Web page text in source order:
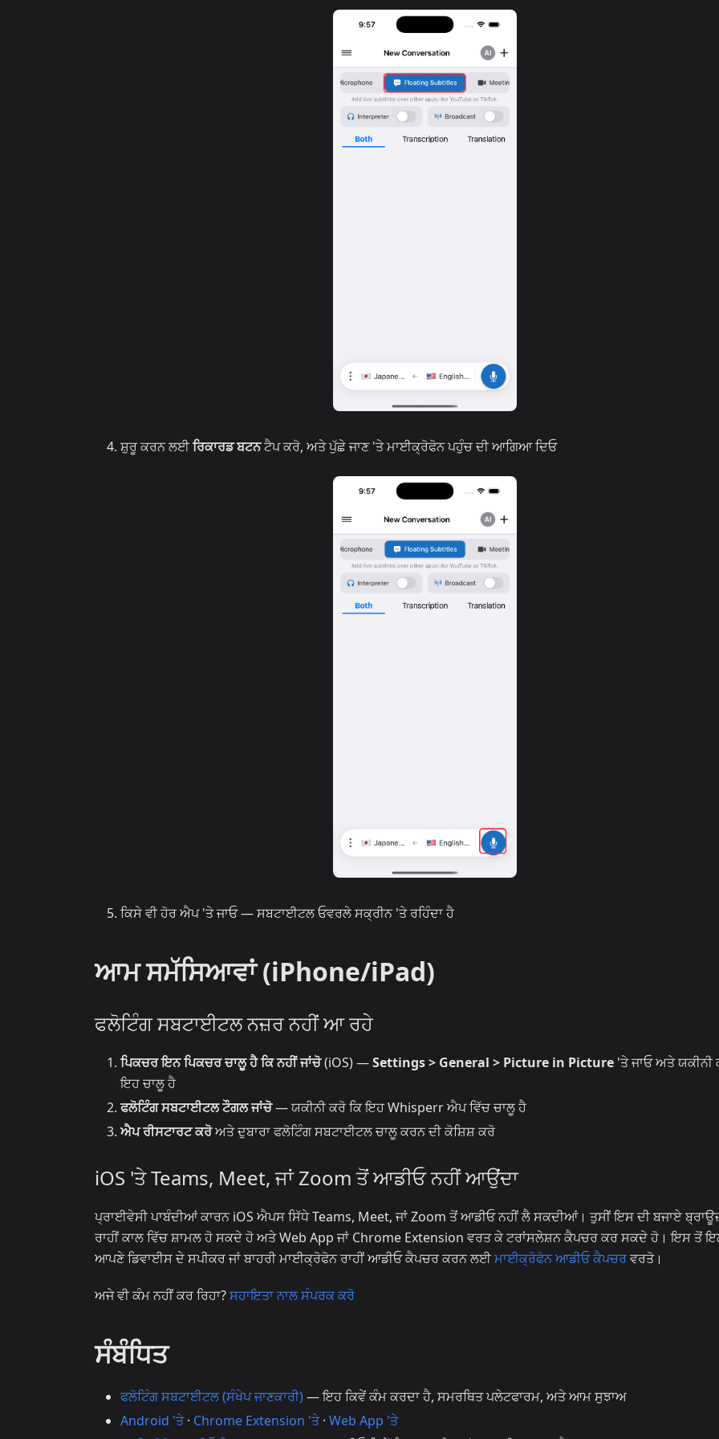
ਸ਼ੁਰੂ ਕਰਨ ਲਈਰਿਕਾਰਡ ਬਟਨਟੈਪ ਕਰੋ, ਅਤੇ ਪੁੱਛੇ ਜਾਣ 'ਤੇ ਮਾਈਕ੍ਰੋਫੋਨ ਪਹੁੰਚ ਦੀ ਆਗਿਆ ਦਿਓ
ਕਿਸੇ ਵੀ ਹੋਰ ਐਪ 'ਤੇ ਜਾਓ — ਸਬਟਾਈਟਲ ਓਵਰਲੇ ਸਕ੍ਰੀਨ 'ਤੇ ਰਹਿੰਦਾ ਹੈ
ਆਮ ਸਮੱਸਿਆਵਾਂ (iPhone/iPad)
ਫਲੋਟਿੰਗ ਸਬਟਾਈਟਲ ਨਜ਼ਰ ਨਹੀਂ ਆ ਰਹੇ
ਪਿਕਚਰ ਇਨ ਪਿਕਚਰ ਚਾਲੂ ਹੈ ਕਿ ਨਹੀਂ ਜਾਂਚੋ(iOS) —Settings > General > Picture in Picture 'ਤੇ ਜਾਓ ਅਤੇ ਯਕੀਨੀ
ਇਹ ਚਾਲੂ ਹੈ
ਫਲੋਟਿੰਗ ਸਬਟਾਈਟਲ ਟੌਗਲ ਜਾਂਚੋ— ਯਕੀਨੀ ਕਰੋ ਕਿ ਇਹ Whisperr ਐਪ ਵਿੱਚ ਚਾਲੂ ਹੈ
ਐਪ ਰੀਸਟਾਰਟ ਕਰੋਅਤੇ ਦੁਬਾਰਾ ਫਲੋਟਿੰਗ ਸਬਟਾਈਟਲ ਚਾਲੂ ਕਰਨ ਦੀ ਕੋਸ਼ਿਸ਼ ਕਰੋ
iOS 'ਤੇ Teams, Meet, ਜਾਂ Zoom ਤੋਂ ਆਡੀਓ ਨਹੀਂ ਆਉਂਦਾ
ਪ੍ਰਾਈਵੇਸੀ ਪਾਬੰਦੀਆਂ ਕਾਰਨ iOS ਐਪਸ ਸਿੱਧੇ Teams, Meet, ਜਾਂ Zoom ਤੋਂ ਆਡੀਓ ਨਹੀਂ ਲੈ ਸਕਦੀਆਂ। ਤੁਸੀਂ ਇਸ ਦੀ ਬਜਾਏ
ਰਾਹੀਂ ਕਾਲ ਵਿੱਚ ਸ਼ਾਮਲ ਹੋ ਸਕਦੇ ਹੋ ਅਤੇ Web App ਜਾਂ Chrome Extension ਵਰਤ ਕੇ ਟਰਾਂਸਲੇਸ਼ਨ ਕੈਪਚਰ ਕਰ ਸਕਦੇ ਹੋ। ਇਸ ਤੋਂ
ਆਪਣੇ ਡਿਵਾਈਸ ਦੇ ਸਪੀਕਰ ਜਾਂ ਬਾਹਰੀ ਮਾਈਕ੍ਰੋਫੋਨ ਰਾਹੀਂ ਆਡੀਓ ਕੈਪਚਰ ਕਰਨ ਲਈਮਾਈਕ੍ਰੋਫੋਨ ਆਡੀਓ ਕੈਪਚਰਵਰਤੋ।
ਅਜੇ ਵੀ ਕੰਮ ਨਹੀਂ ਕਰ ਰਿਹਾ?ਸਹਾਇਤਾ ਨਾਲ ਸੰਪਰਕ ਕਰੋ
ਸੰਬੰਧਿਤ
ਫਲੋਟਿੰਗ ਸਬਟਾਈਟਲ (ਸੰਖੇਪ ਜਾਣਕਾਰੀ)— ਇਹ ਕਿਵੇਂ ਕੰਮ ਕਰਦਾ ਹੈ, ਸਮਰਥਿਤ ਪਲੇਟਫਾਰਮ, ਅਤੇ ਆਮ ਸੁਝਾਅ
Android 'ਤੇ· Chrome Extension 'ਤੇ· Web App 'ਤੇ